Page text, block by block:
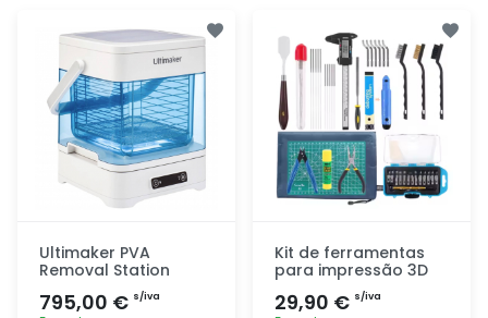
Ultimaker PVA
Removal Station
795,00 € s/iva
Kit de ferramentas
para impressão 3D
29,90 € s/iva